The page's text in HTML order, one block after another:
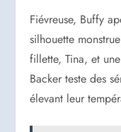
Fiévreuse, Buffy
silhouette
fillette, Tina, et
Backer teste des
élevant leur